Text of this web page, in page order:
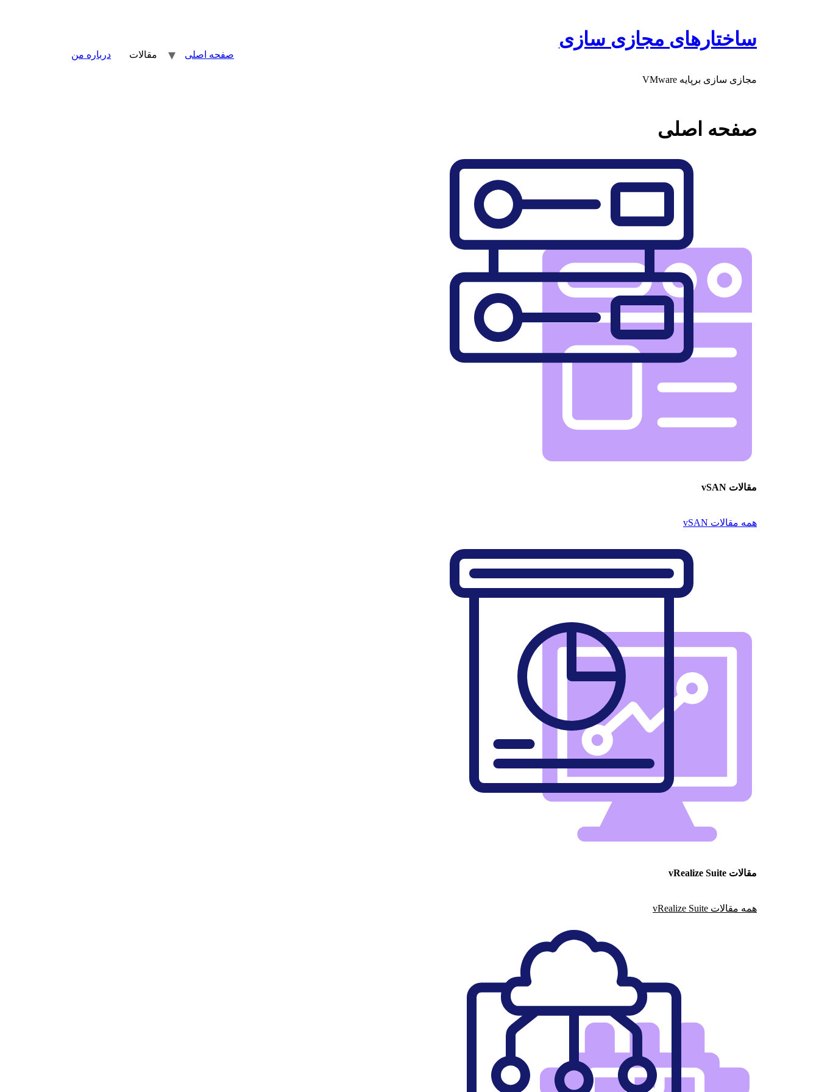
ساختارهای مجازی سازی
مجازی سازی برپایه VMware
صفحه اصلی مقالات درباره من
صفحه اصلی
مقالات vSAN
همه مقالات vSAN
مقالات vRealize Suite
همه مقالات vRealize Suite